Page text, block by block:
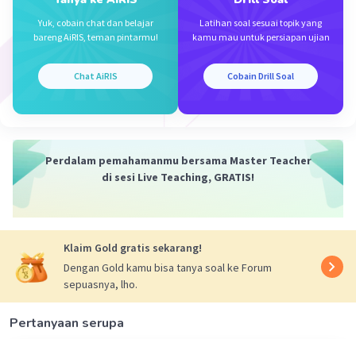
Intensifikasi pertanian melibatkan usaha untuk
meningkatkan produktivitas lahan pertanian yang sudah
ada, bukan memperluas lahan pertanian seperti yang
peningkatan produksi pertanian, yang merupakan hasil
dari intensifikasi pertanian. Pilihan d dan e, sementara
penting, lebih berkaitan dengan pendayagunaan dan
Beri Rating·0.0(0) Balas
Yuk, cobain chat dan belajar
bareng AiRIS, teman pintarmu!
Chat AiRIS
Latihan soal sesuai topik yang
kamu mau untuk persiapan ujian
Cobain Drill Soal
Perdalam pemahamanmu bersama Master Teacher
di sesi Live Teaching, GRATIS!
Klaim Gold gratis sekarang!
Dengan Gold kamu bisa tanya soal ke Forum
sepuasnya, lho.
Pertanyaan serupa